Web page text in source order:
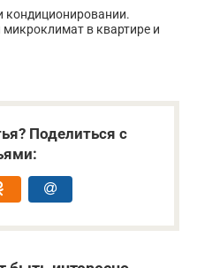
кондиционировании.
в квартире и
Поделиться с